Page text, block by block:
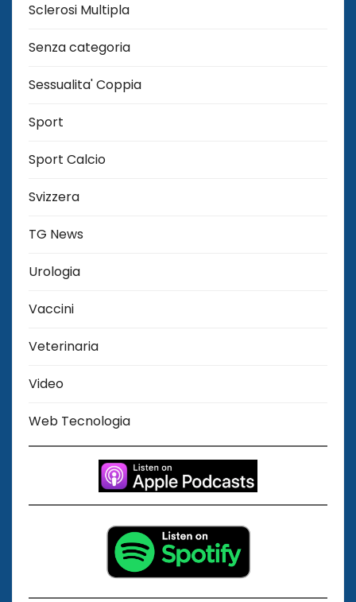
Sclerosi Multipla
Senza categoria
Sessualita' Coppia
Sport
Sport Calcio
Svizzera
TG News
Urologia
Vaccini
Veterinaria
Video
Web Tecnologia